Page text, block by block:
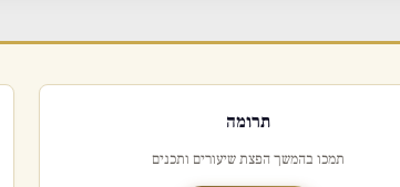
תרומה
תמכו בהמשך הפצת שיעורים ותכנים